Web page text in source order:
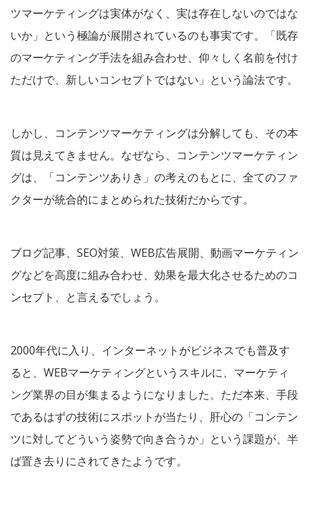
ツマーケティングは実体がなく、実は存在しないのではな
いか」という極論が展開されているのも事実です。「既存
のマーケティング手法を組み合わせ、仰々しく名前を付け
ただけで、新しいコンセプトではない」という論法です。
しかし、コンテンツマーケティングは分解しても、その本
質は見えてきません。なぜなら、コンテンツマーケティン
グは、「コンテンツありき」の考えのもとに、全てのファ
クターが統合的にまとめられた技術だからです。
ブログ記事、SEO対策、WEB広告展開、動画マーケティン
グなどを高度に組み合わせ、効果を最大化させるためのコ
ンセプト、と言えるでしょう。
2000年代に入り、インターネットがビジネスでも普及す
ると、WEBマーケティングというスキルに、マーケティ
ング業界の目が集まるようになりました。ただ本来、手段
であるはずの技術にスポットが当たり、肝心の「コンテン
ツに対してどういう姿勢で向き合うか」という課題が、半
ば置き去りにされてきたようです。